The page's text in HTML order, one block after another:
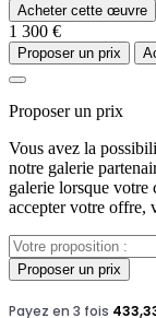
Acheter cette œuvre
1 300 €
Proposer un prix
Proposer un prix
Vous avez la
notre galerie
galerie lorsque votre
accepter votre offre,
Proposer un prix